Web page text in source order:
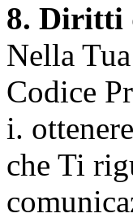
8. Diritti
Nella
Codice
i.
che Ti